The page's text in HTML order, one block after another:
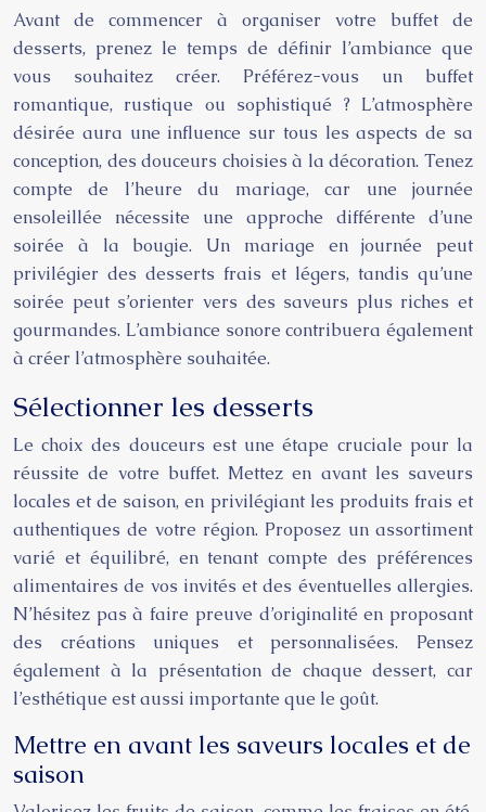
Avant de commencer à organiser votre buffet de
desserts, prenez le temps de définir l’ambiance que
vous souhaitez créer. Préférez-vous un buffet
romantique, rustique ou sophistiqué ? L’atmosphère
désirée aura une influence sur tous les aspects de sa
conception, des douceurs choisies à la décoration. Tenez
compte de l’heure du mariage, car une journée
ensoleillée nécessite une approche différente d’une
soirée à la bougie. Un mariage en journée peut
privilégier des desserts frais et légers, tandis qu’une
soirée peut s’orienter vers des saveurs plus riches et
gourmandes. L’ambiance sonore contribuera également
à créer l’atmosphère souhaitée.
Sélectionner les desserts
Le choix des douceurs est une étape cruciale pour la
réussite de votre buffet. Mettez en avant les saveurs
locales et de saison, en privilégiant les produits frais et
authentiques de votre région. Proposez un assortiment
varié et équilibré, en tenant compte des préférences
alimentaires de vos invités et des éventuelles allergies.
N’hésitez pas à faire preuve d’originalité en proposant
des créations uniques et personnalisées. Pensez
également à la présentation de chaque dessert, car
l’esthétique est aussi importante que le goût.
Mettre en avant les saveurs locales et de
saison